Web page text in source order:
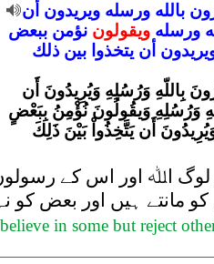
بالله ورسله ويريدون أن
ورسله ويقولون نؤمن ببعض
أن يتخذوا بين ذلك
بِاللّهِ وَرُسُلِهِ وَيُرِيدُونَ أَن
وَرُسُلِهِ وَيقُولُونَ نُؤْمِنُ بِبَعْضٍ
أَن يَتَّخِذُواْ بَيْنَ ذَلِكَ
لوگ اﷲ اور اس کے
مانتے ہیں اور بعض کو
in some but reject